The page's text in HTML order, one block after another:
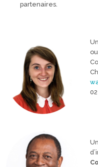
partenaires.